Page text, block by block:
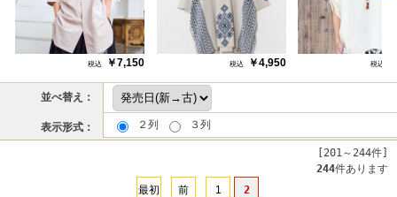
￥7,150 ￥4,950
並べ替え：
表示形式： ２列 ３列
[201～244件]
244件あります
最初
前 1 2